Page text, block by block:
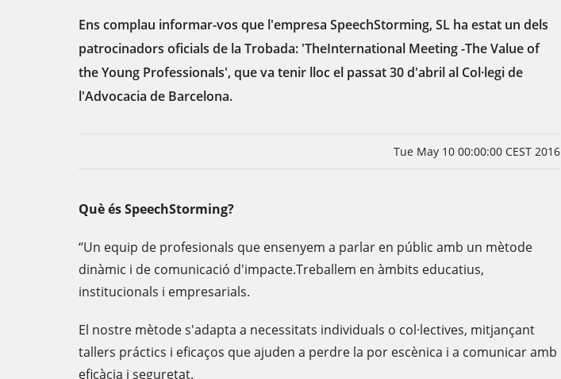
Ens complau informar-vos que l'empresa SpeechStorming, SL ha estat un dels
patrocinadors oficials de la Trobada: 'TheInternational Meeting -The Value of
the Young Professionals', que va tenir lloc el passat 30 d'abril al Col·legi de
l'Advocacia de Barcelona.
Tue May 10 00:00:00 CEST 2016
Què és SpeechStorming?
“Un equip de profesionals que ensenyem a parlar en públic amb un mètode
dinàmic i de comunicació d'impacte.Treballem en àmbits educatius,
institucionals i empresarials.
El nostre mètode s'adapta a necessitats individuals o col·lectives, mitjançant
tallers práctics i eficaços que ajuden a perdre la por escènica i a comunicar amb
eficàcia i seguretat.